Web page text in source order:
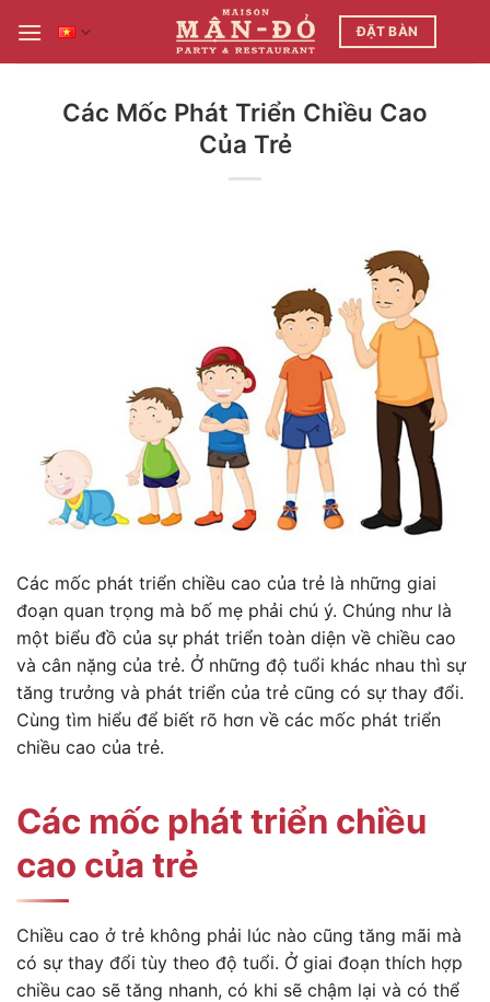
qua
nội
ĐẶT BÀN
Các Mốc Phát Triển Chiều Cao
Của Trẻ
Các mốc phát triển chiều cao của trẻ là những giai
đoạn quan trọng mà bố mẹ phải chú ý. Chúng như là
một biểu đồ của sự phát triển toàn diện về chiều cao
và cân nặng của trẻ. Ở những độ tuổi khác nhau thì sự
tăng trưởng và phát triển của trẻ cũng có sự thay đổi.
Cùng tìm hiểu để biết rõ hơn về các mốc phát triển
chiều cao của trẻ.
Các mốc phát triển chiều
cao của trẻ
Chiều cao ở trẻ không phải lúc nào cũng tăng mãi mà
có sự thay đổi tùy theo độ tuổi. Ở giai đoạn thích hợp
chiều cao sẽ tăng nhanh, có khi sẽ chậm lại và có thể